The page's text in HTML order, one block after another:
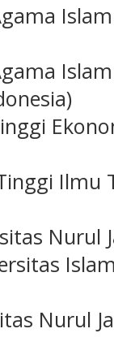
Ilmu
Nurul
Nurul